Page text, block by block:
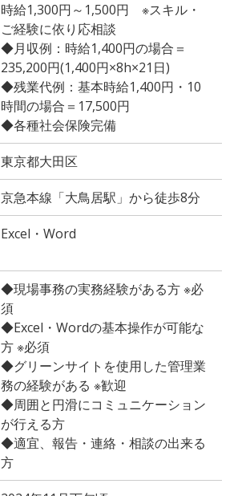
時給1,300円～1,500円 ※スキル・
ご経験に依り応相談
◆月収例：時給1,400円の場合＝
235,200円(1,400円×8h×21日)
◆残業代例：基本時給1,400円・10
時間の場合＝17,500円
◆各種社会保険完備
東京都大田区
京急本線「大鳥居駅」から徒歩8分
Excel・Word
◆現場事務の実務経験がある方 ※必
須
◆Excel・Wordの基本操作が可能な
方 ※必須
◆グリーンサイトを使用した管理業
務の経験がある ※歓迎
◆周囲と円滑にコミュニケーション
が行える方
◆適宜、報告・連絡・相談の出来る
方